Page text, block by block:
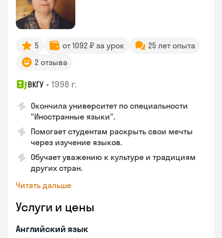
5 от 1092 ₽ за урок
25 лет опыта
2 отзыва
ВКГУ • 1998 г.
Окончила университет по специальности
"Иностранные языки".
Помогает студентам раскрыть свои мечты
через изучение языков.
Обучает уважению к культуре и традициям
других стран.
Читать дальше
Услуги и цены
Английский язык